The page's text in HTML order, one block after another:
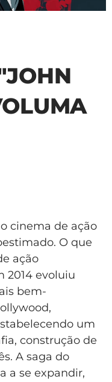
cinema de ação
O que
ação
2014 evoluiu
bem-
um
construção de
A saga do
a se expandir,